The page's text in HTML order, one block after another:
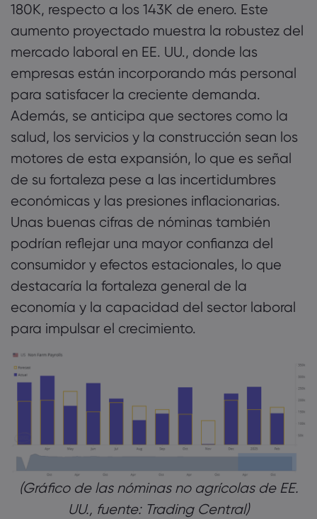
180K, respecto a los 143K de enero. Este
aumento proyectado muestra la robustez del
mercado laboral en EE. UU., donde las
empresas están incorporando más personal
para satisfacer la creciente demanda.
Además, se anticipa que sectores como la
salud, los servicios y la construcción sean los
motores de esta expansión, lo que es señal
de su fortaleza pese a las incertidumbres
económicas y las presiones inflacionarias.
Unas buenas cifras de nóminas también
podrían reflejar una mayor confianza del
consumidor y efectos estacionales, lo que
destacaría la fortaleza general de la
economía y la capacidad del sector laboral
para impulsar el crecimiento.
(Gráfico de las nóminas no agrícolas de EE.
UU., fuente: Trading Central)